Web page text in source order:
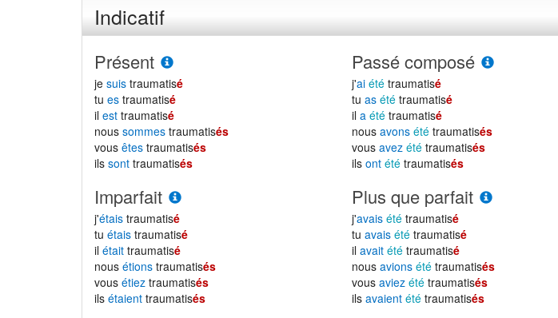
Indicatif
Présent
je suis traumatisé
tu es traumatisé
il est traumatisé
nous sommes traumatisés
vous êtes traumatisés
ils sont traumatisés
Passé composé
j'ai été traumatisé
tuas été traumatisé
ila été traumatisé
nousavons été traumatisés
vousavez été traumatisés
ilsont été traumatisés
Imparfait
j'étais traumatisé
tu étais traumatisé
il était traumatisé
nous étions traumatisés
vous étiez traumatisés
ils étaient traumatisés
Plus que parfait
j'avais été traumatisé
tuavais été traumatisé
ilavait été traumatisé
nousavions été traumatisés
vousaviez été traumatisés
ilsavaient été traumatisés